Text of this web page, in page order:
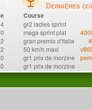
Dernières
Course
gr2 ladies sprint
mega sprint plat
gran premio d'italia
50 km/h maxi
gr1 prix de morzine
gr1 prix de morzine